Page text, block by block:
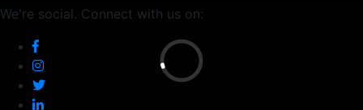
We're social. Connect with us on: